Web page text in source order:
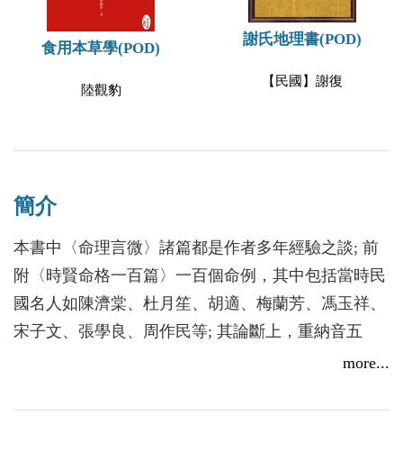
食用本草學(POD)
陸觀豹
謝氏地理書(POD)
【民國】謝復
簡介
本書中〈命理言微〉諸篇都是作者多年經驗之談; 前
附〈時賢命格一百篇〉一百個命例，其中包括當時民
國名人如陳濟棠、杜月笙、胡適、梅蘭芳、馮玉祥、
宋子文、張學良、周作民等; 其論斷上，重納音五
行、三奇、地支以本支之氣為主、重節氣、以遁取貴
中每柱主事十六年等，是其特色。張氏亦是民初少有
more...